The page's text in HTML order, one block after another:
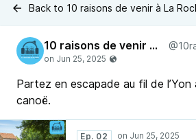
Back to 10 raisons de venir à La
10 raisons de venir à La Roche-sur-Yon
Partez en escapade au fil de l’Yon
canoë.
Ep. 02